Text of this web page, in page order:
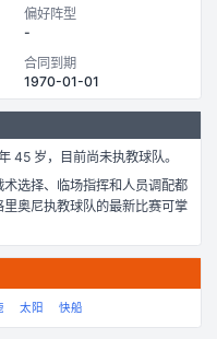
偏好阵型
-
合同到期
1970-01-01
45 岁，
目前尚未执教球队。
术选择、临场指挥和人员调配都
里奥尼执教球队的最新比赛可掌
太阳 快船